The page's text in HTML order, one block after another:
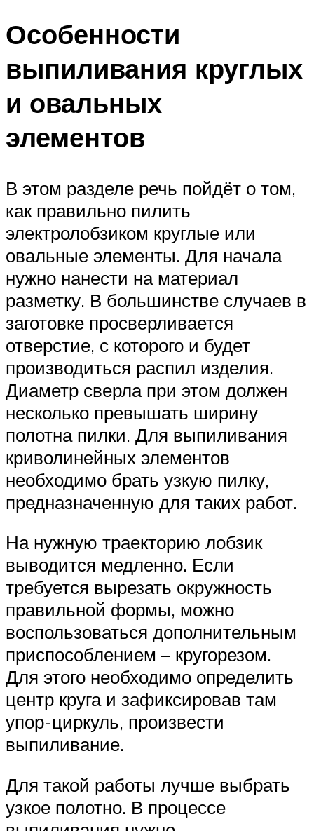
Особенности
выпиливания круглых
и овальных
элементов
В этом разделе речь пойдёт о том,
как правильно пилить
электролобзиком круглые или
овальные элементы. Для начала
нужно нанести на материал
разметку. В большинстве случаев в
заготовке просверливается
отверстие, с которого и будет
производиться распил изделия.
Диаметр сверла при этом должен
несколько превышать ширину
полотна пилки. Для выпиливания
криволинейных элементов
необходимо брать узкую пилку,
предназначенную для таких работ.
На нужную траекторию лобзик
выводится медленно. Если
требуется вырезать окружность
правильной формы, можно
воспользоваться дополнительным
приспособлением – кругорезом.
Для этого необходимо определить
центр круга и зафиксировав там
упор-циркуль, произвести
выпиливание.
Для такой работы лучше выбрать
узкое полотно. В процессе